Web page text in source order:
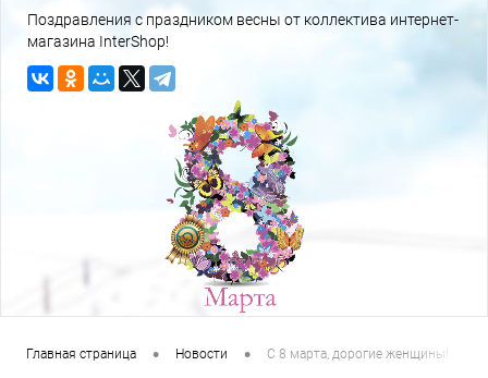
Поздравления с праздником весны от коллектива интернет-
магазина InterShop!
Главная страница • Новости • С 8 марта, дорогие женщины!